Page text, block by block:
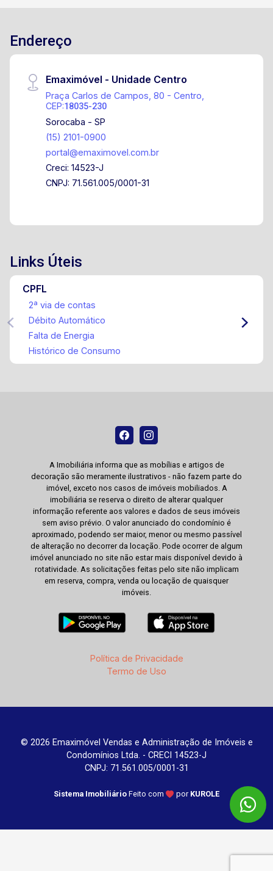
Endereço
Emaximóvel - Unidade Centro
Praça Carlos de Campos, 80 - Centro,
CEP:18035-230
Sorocaba - SP
(15) 2101-0900
portal@emaximovel.com.br
Creci: 14523-J
CNPJ: 71.561.005/0001-31
Links Úteis
CPFL
2ª via de contas
Débito Automático
Falta de Energia
Histórico de Consumo
A Imobiliária informa que as mobílias e artigos de
decoração são meramente ilustrativos - não fazem parte do
imóvel, exceto nos casos de imóveis mobiliados. A
imobiliária se reserva o direito de alterar qualquer
informação referente aos valores e dados de seus imóveis
sem aviso prévio. O valor anunciado do condomínio é
aproximado, podendo ser maior, menor ou mesmo passível
de alteração no decorrer da locação. Pode ocorrer de algum
imóvel anunciado no site não estar mais disponível devido à
rotatividade. As solicitações feitas pelo site não implicam
em reserva, compra, venda ou locação de quaisquer
imóveis.
Política de Privacidade
Termo de Uso
© 2026 Emaximóvel Vendas e Administração de Imóveis e
Condomínios Ltda. - CRECI 14523-J
CNPJ: 71.561.005/0001-31
Sistema Imobiliário Feito com por KUROLE